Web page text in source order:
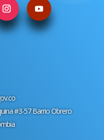
#3-57 Barrio Obrero